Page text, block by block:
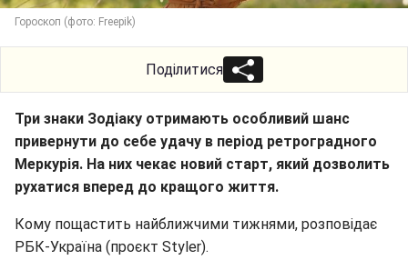
Гороскоп (фото: Freepik)
Поділитися
Три знаки Зодіаку отримають особливий шанс
привернути до себе удачу в період ретроградного
Меркурія. На них чекає новий старт, який дозволить
рухатися вперед до кращого життя.
Кому пощастить найближчими тижнями, розповідає
РБК-Україна (проєкт Styler).